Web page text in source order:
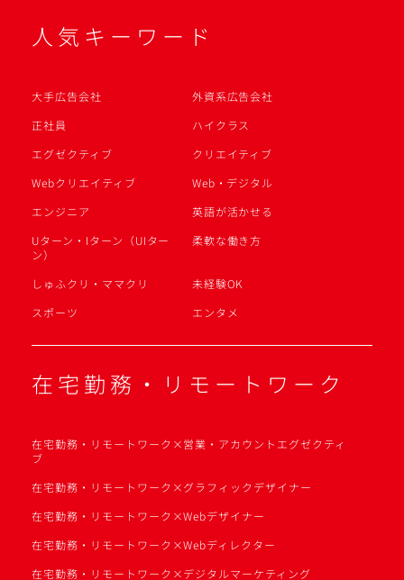
人気キーワード
大手広告会社
外資系広告会社
正社員
ハイクラス
エグゼクティブ
クリエイティブ
Webクリエイティブ
Web・デジタル
エンジニア
英語が活かせる
Uターン・Iターン（UIター
ン）
柔軟な働き方
しゅふクリ・ママクリ
未経験OK
スポーツ
エンタメ
在宅勤務・リモートワーク
在宅勤務・リモートワーク×営業・アカウントエグゼクティ
ブ
在宅勤務・リモートワーク×グラフィックデザイナー
在宅勤務・リモートワーク×Webデザイナー
在宅勤務・リモートワーク×Webディレクター
在宅勤務・リモートワーク×デジタルマーケティング